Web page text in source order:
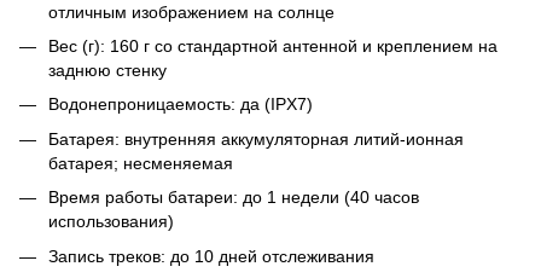
отличным изображением на солнце
Вес (г): 160 г со стандартной антенной и креплением на
заднюю стенку
Водонепроницаемость: да (IPX7)
Батарея: внутренняя аккумуляторная литий-ионная
батарея; несменяемая
Время работы батареи: до 1 недели (40 часов
использования)
Запись треков: до 10 дней отслеживания